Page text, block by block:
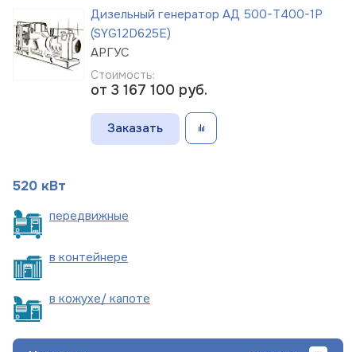
Дизельный генератор АД 500-Т400-1Р
(SYG12D625E)
АРГУС
Стоимость:
от 3 167 100 руб.
Заказать
520 кВт
передвижные
в контейнере
в кожухе/ капоте